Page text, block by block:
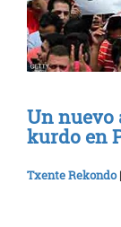
Un nuevo
kurdo en
Txente Rekondo|